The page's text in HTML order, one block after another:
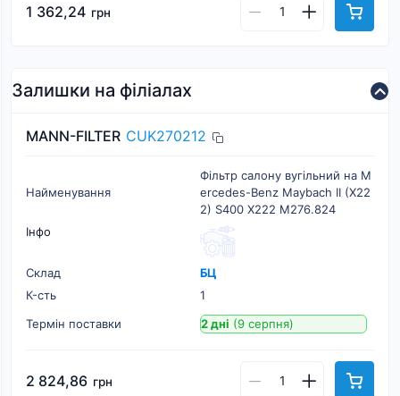
1 362,24 грн
Залишки на філіалах
MANN-FILTER CUK270212
Найменування
Фільтр салону вугільний на M
ercedes-Benz Maybach II (X22
2) S400 X222 M276.824
Інфо
Склад
БЦ
К-cть
1
Термін поставки
2 дні (9 серпня)
2 824,86 грн